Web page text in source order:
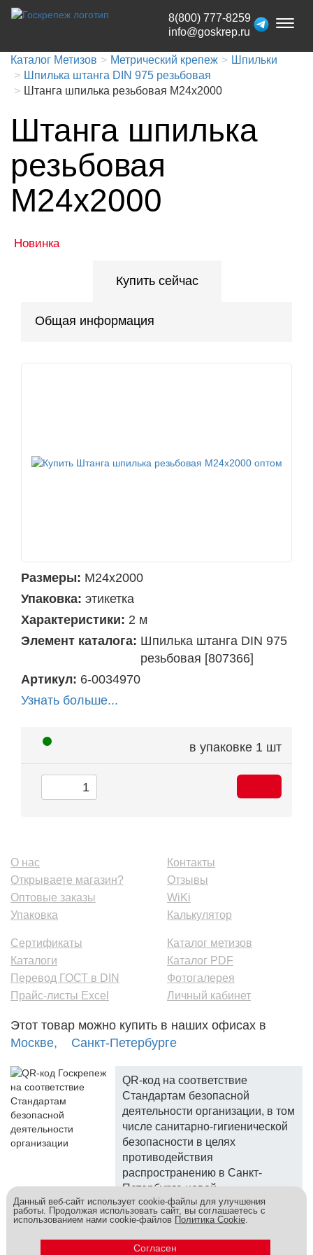
Toggle
8(800) 777-8259
info@goskrep.ru
Каталог Метизов Метрический крепеж
Шпильки
Шпилька штанга DIN 975 резьбовая
Штанга шпилька резьбовая М24x2000
Штанга шпилька
резьбовая
М24x2000
Новинка
Купить сейчас
Общая информация
Размеры: М24х2000
Упаковка: этикетка
Характеристики: 2 м
Элемент каталога: Шпилька штанга DIN 975
резьбовая [807366]
Артикул: 6-0034970
Узнать больше...
в упаковке 1 шт
О нас
Открываете магазин?
Оптовые заказы
Упаковка
Контакты
Отзывы
WiKi
Калькулятор
Сертификаты
Каталоги
Перевод ГОСТ в DIN
Прайс-листы Excel
Каталог метизов
Каталог PDF
Фотогалерея
Личный кабинет
Этот товар можно купить в наших офисах в
Москве,
Санкт-Петербурге
QR-код на соответствие
Стандартам безопасной
деятельности организации, в том
числе санитарно-гигиенической
безопасности в целях
противодействия
распространению в Санкт-
Петербурге новой
коронавирусной инфекции.
Метизы и крепеж оптом - это к нам! © 2026
Данный веб-сайт использует cookie-файлы для улучшения
работы. Продолжая использовать сайт, вы соглашаетесь с
использованием нами cookie-файлов Политика Cookie.
Согласен